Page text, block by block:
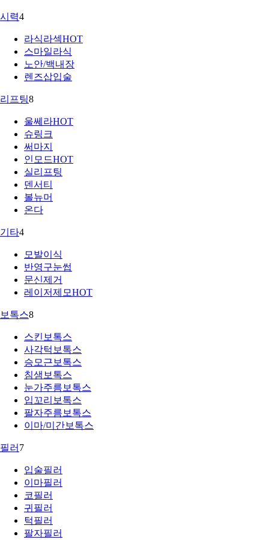
시력4
라식라섹HOT
스마일라식
노안/백내장
렌즈삽입술
리프팅8
울쎄라HOT
슈링크
써마지
인모드HOT
실리프팅
덴서티
볼뉴머
온다
기타4
모발이식
반영구눈썹
문신제거
레이저제모HOT
보톡스8
스킨보톡스
사각턱보톡스
승모근보톡스
침샘보톡스
눈가주름보톡스
입꼬리보톡스
팔자주름보톡스
이마/미간보톡스
필러 7
입술필러
이마필러
코필러
귀필러
턱필러
팔자필러